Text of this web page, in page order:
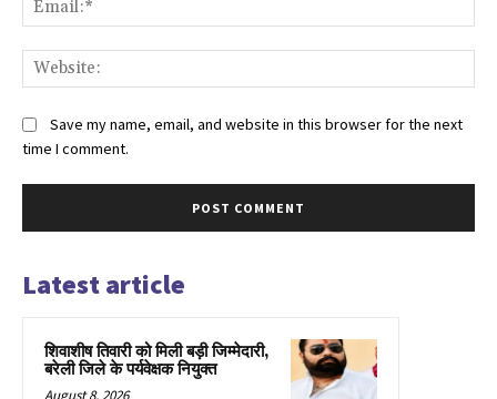
Save my name, email, and website in this browser for the next
time I comment.
Latest article
शिवाशीष तिवारी को मिली बड़ी जिम्मेदारी,
बरेली जिले के पर्यवेक्षक नियुक्त